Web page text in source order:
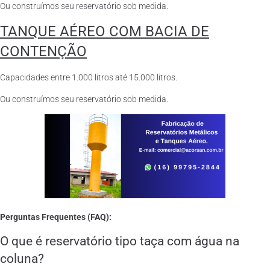
Ou construímos seu reservatório sob medida.
TANQUE AÉREO COM BACIA DE
CONTENÇÃO
Capacidades entre 1.000 litros até 15.000 litros.
Ou construímos seu reservatório sob medida.
Perguntas Frequentes (FAQ):
O que é reservatório tipo taça com água na
coluna?